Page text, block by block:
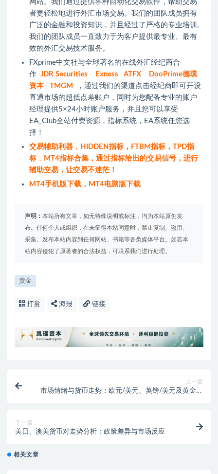
网站。我们通过提供各种自动化交易软件，帮助交易
者更轻松地进行外汇市场交易。我们的团队成员拥有
广泛的金融和投资知识，并且经过了严格的专业培训,
我们的团队成员一直致力于为客户提供最专业、最有
效的外汇交易技术服务。
FXprime中文社与全球著名的在线外汇经纪商合
作 JDR Securities Exness ATFX
DooPrime德璞
资本
TMGM
，通过我们的渠道点击经纪商即可开设
直通市场的超低点差账户，同时为您配备专业的账户
经理提供5×24小时账户服务，并且您可以享受
EA_Club全站付费资源，指标系统，EA系统任您选
择！
交易辅助利器 ， HIDDEN指标， FTBM指标， TPD指
标， MT4指标合集，通过指标给出的交易信号，进行
辅助交易，让交易不迷茫！
MT4手机版下载，MT4电脑版下载
声明： 本站所有文章，如无特殊说明或标注，均为本站原创发
布。任何个人或组织，在未征得本站同意时，禁止复制、盗用、
采集、发布本站内容到任何网站、书籍等各类媒体平台。如若本
站内容侵犯了原著者的合法权益，可联系我们进行处理。
黄金
打赏 海报 链接
上一篇
市场情绪与货币走势：欧元/美元、英镑/美元及黄金的
下一篇
美日、澳美货币对走势分析：政策差异与市场反应
相关文章